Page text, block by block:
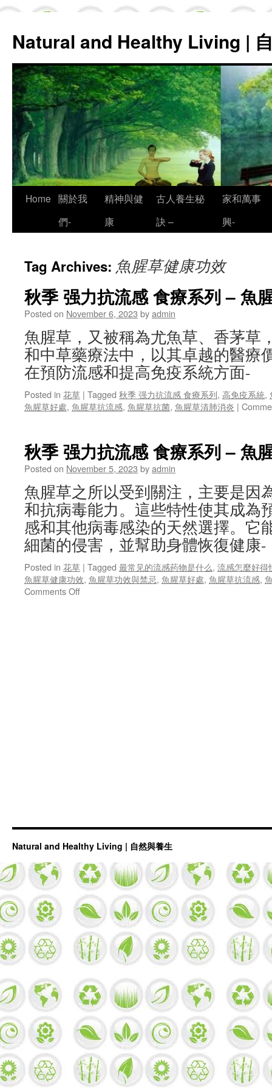
Natural and Healthy Living |
Skip
Home 關於我
們-
精神與健
康
古人養生秘
訣 –
家和萬事
興-
Tag Archives: 魚腥草健康功效
秋季 强力抗流感 食療系列 – 魚
Posted on November 6, 2023 byadmin
魚腥草，又被稱為尤魚草、香茅草
和中草藥療法中，以其卓越的醫療
在預防流感和提高免疫系統方面-
Posted in 花草 | Tagged 秋季 强力抗流感 食療系列, 高免疫系統,
魚腥草好處, 魚腥草抗流感, 魚腥草抗菌, 魚腥草清肺消炎 |
秋季 强力抗流感 食療系列 – 魚
Posted on November 5, 2023 byadmin
魚腥草之所以受到關注，主要是因
和抗病毒能力。這些特性使其成為
感和其他病毒感染的天然選擇。它
細菌的侵害，並幫助身體恢復健康-
Posted in 花草 | Tagged 最常见的流感药物是什么, 流感怎麼好得
魚腥草健康功效, 魚腥草功效與禁忌, 魚腥草好處, 魚腥草抗流感,
Comments Offon
Natural and Healthy Living | 自然與養生